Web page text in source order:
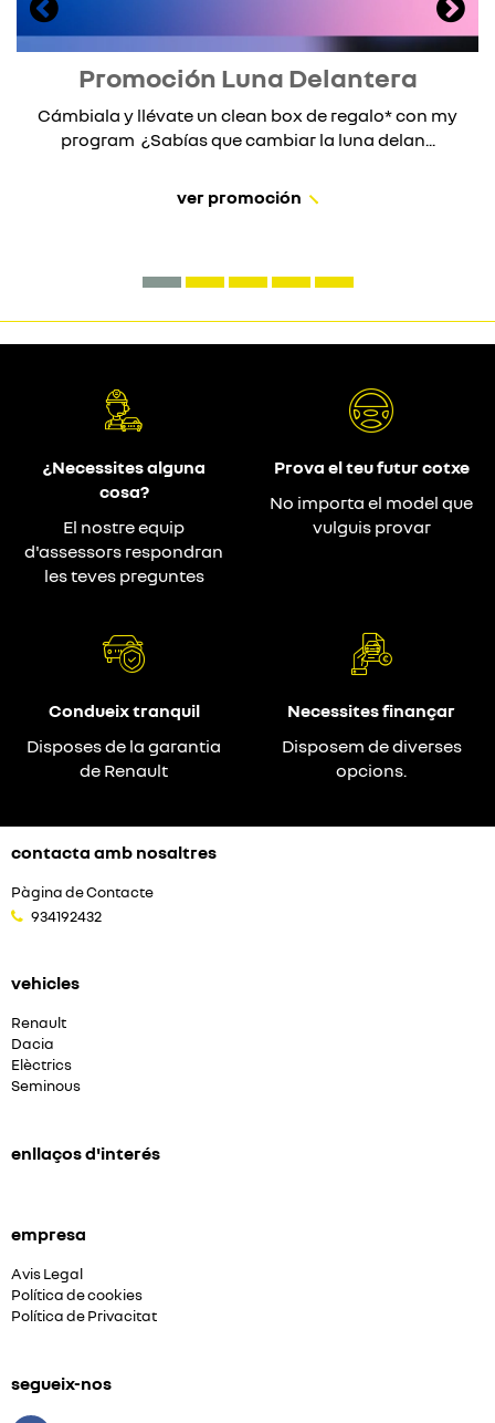
Promoción Luna Delantera
Cámbiala y llévate un clean box de regalo* con my
program ¿Sabías que cambiar la luna delan...
ver promoción
¿Necessites alguna
cosa?
El nostre equip
d'assessors respondran
les teves preguntes
Prova el teu futur cotxe
No importa el model que
vulguis provar
Condueix tranquil
Disposes de la garantia
de Renault
Necessites finançar
Disposem de diverses
opcions.
contacta amb nosaltres
Pàgina de Contacte
934192432
vehicles
Renault
Dacia
Elèctrics
Seminous
enllaços d'interés
empresa
Avis Legal
Política de cookies
Política de Privacitat
segueix-nos